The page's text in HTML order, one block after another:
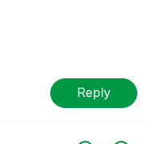
Reply